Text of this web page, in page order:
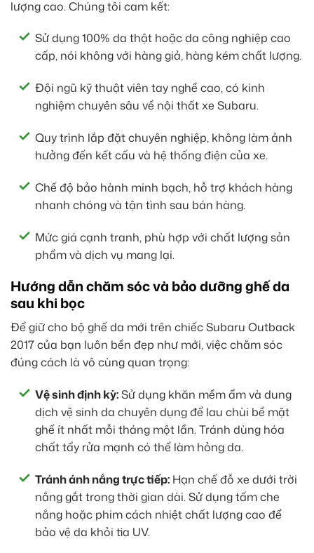
lượng cao. Chúng tôi cam kết:
Sử dụng 100% da thật hoặc da công nghiệp cao
cấp, nói không với hàng giả, hàng kém chất lượng.
Đội ngũ kỹ thuật viên tay nghề cao, có kinh
nghiệm chuyên sâu về nội thất xe Subaru.
Quy trình lắp đặt chuyên nghiệp, không làm ảnh
hưởng đến kết cấu và hệ thống điện của xe.
Chế độ bảo hành minh bạch, hỗ trợ khách hàng
nhanh chóng và tận tình sau bán hàng.
Mức giá cạnh tranh, phù hợp với chất lượng sản
phẩm và dịch vụ mang lại.
Hướng dẫn chăm sóc và bảo dưỡng ghế da
sau khi bọc
Để giữ cho bộ ghế da mới trên chiếc Subaru Outback
2017 của bạn luôn bền đẹp như mới, việc chăm sóc
đúng cách là vô cùng quan trọng:
Vệ sinh định kỳ:Sử dụng khăn mềm ẩm và dung
dịch vệ sinh da chuyên dụng để lau chùi bề mặt
ghế ít nhất mỗi tháng một lần. Tránh dùng hóa
chất tẩy rửa mạnh có thể làm hỏng da.
Tránh ánh nắng trực tiếp: Hạn chế đỗ xe dưới trời
nắng gắt trong thời gian dài. Sử dụng tấm che
nắng hoặc phim cách nhiệt chất lượng cao để
bảo vệ da khỏi tia UV.